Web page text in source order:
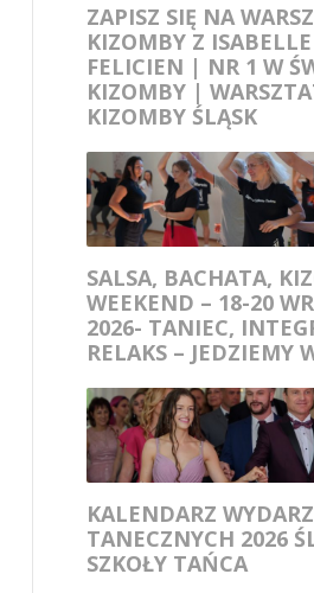
ZAPISZ SIĘ NA
KIZOMBY Z
FELICIEN | NR 1 W
KIZOMBY |
KIZOMBY ŚLĄSK
SALSA, BACHATA,
WEEKEND – 18-20
2026- TANIEC,
RELAKS – JEDZIEMY
KALENDARZ
TANECZNYCH 2026
SZKOŁY TAŃCA